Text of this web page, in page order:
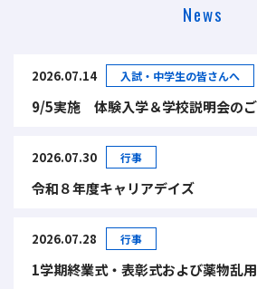
News
2026.07.14 入試・中学生の皆さんへ
9/5実施 体験入学＆学校説明会の
2026.07.30 行事
令和８年度キャリアデイズ
2026.07.28 行事
1学期終業式・表彰式および薬物乱